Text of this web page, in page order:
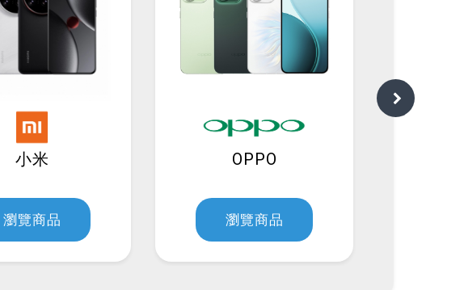
小米
瀏覽商品
OPPO
瀏覽商品
這個父親節，把最好的送給爸爸，空機最高現省9,910！
最優惠
大陸抖音下載 iOS、安卓怎麼做？2026 最新安裝教學、注